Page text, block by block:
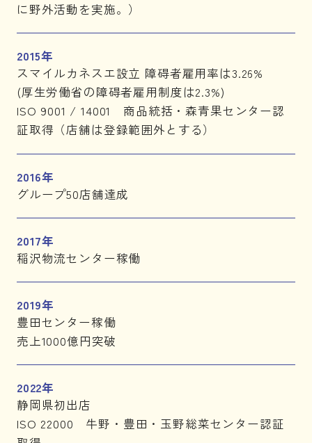
に野外活動を実施。）
2015年
スマイルカネスエ設立 障碍者雇用率は3.26%
(厚生労働省の障碍者雇用制度は2.3%)
ISO 9001 / 14001 商品統括・森青果センター認
証取得（店舗は登録範囲外とする）
2016年
グループ50店舗達成
2017年
稲沢物流センター稼働
2019年
豊田センター稼働
売上1000億円突破
2022年
静岡県初出店
ISO 22000 牛野・豊田・玉野総菜センター認証